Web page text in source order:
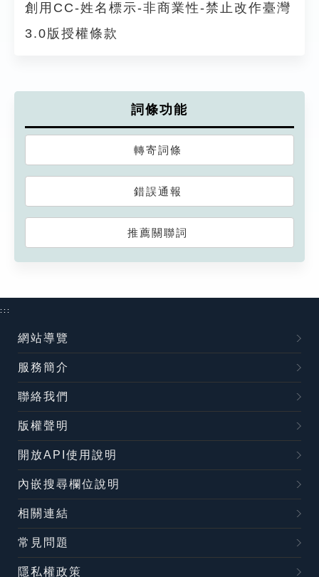
創用CC-姓名標示-非商業性-禁止改作臺灣
3.0版授權條款
詞條功能
轉寄詞條
錯誤通報
推薦關聯詞
:::
網站導覽
服務簡介
聯絡我們
版權聲明
開放API使用說明
內嵌搜尋欄位說明
相關連結
常見問題
隱私權政策